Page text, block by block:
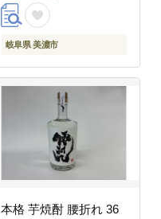
ト 贈り物 プレゼント
岐阜 岐阜県 美濃市
岐阜県 美濃市
本格 芋焼酎 腰折れ 36